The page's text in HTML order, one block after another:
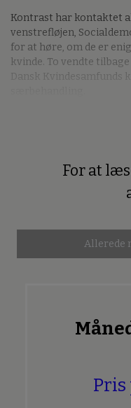
Kontrast har kontaktet
venstrefløjen,
for at høre, om de er
kvinde. To vendte
Dansk Kvindesamfunds
For at
Allerede
Pris